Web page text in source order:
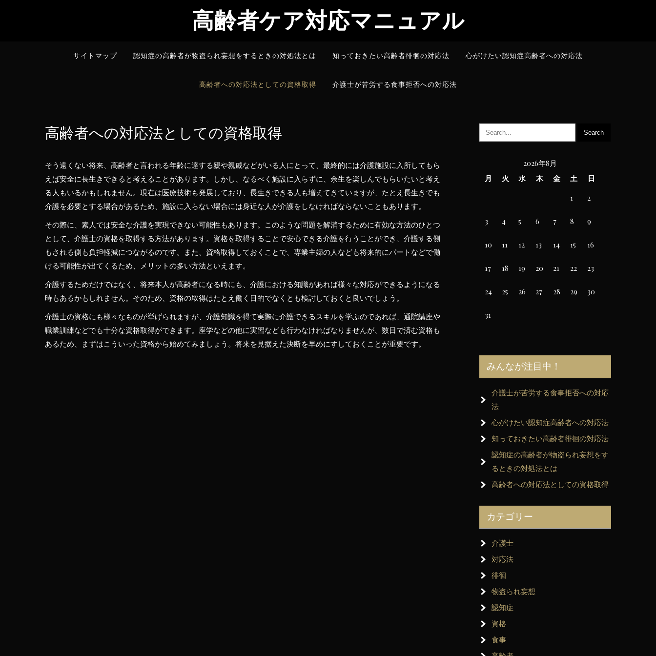
高齢者ケア対応マニュアル
サイトマップ 認知症の高齢者が物盗られ妄想をするときの対処法とは 知っておきたい高齢者徘徊の対応法 心がけたい認知症高齢者への対応法
高齢者への対応法としての資格取得 介護士が苦労する食事拒否への対応法
高齢者への対応法としての資格取得
そう遠くない将来、高齢者と言われる年齢に達する親や親戚などがいる人にとって、最終的には介護施設に入所してもら
えば安全に長生きできると考えることがあります。しかし、なるべく施設に入らずに、余生を楽しんでもらいたいと考え
る人もいるかもしれません。現在は医療技術も発展しており、長生きできる人も増えてきていますが、たとえ長生きでも
介護を必要とする場合があるため、施設に入らない場合には身近な人が介護をしなければならないこともあります。
その際に、素人では安全な介護を実現できない可能性もあります。このような問題を解消するために有効な方法のひとつ
として、介護士の資格を取得する方法があります。資格を取得することで安心できる介護を行うことができ、介護する側
もされる側も負担軽減につながるのです。また、資格取得しておくことで、専業主婦の人なども将来的にパートなどで働
ける可能性が出てくるため、メリットの多い方法といえます。
介護するためだけではなく、将来本人が高齢者になる時にも、介護における知識があれば様々な対応ができるようになる
時もあるかもしれません。そのため、資格の取得はたとえ働く目的でなくとも検討しておくと良いでしょう。
介護士の資格にも様々なものが挙げられますが、介護知識を得て実際に介護できるスキルを学ぶのであれば、通院講座や
職業訓練などでも十分な資格取得ができます。座学などの他に実習なども行わなければなりませんが、数日で済む資格も
あるため、まずはこういった資格から始めてみましょう。将来を見据えた決断を早めにすしておくことが重要です。
2026年8月
月
火 水 木 金 土
日
1
2
3 4 5 6 7 8 9
10 11 12 13 14 15 16
17 18 19 20 21 22 23
24 25 26 27 28 29 30
31
みんなが注目中！
介護士が苦労する食事拒否への対応
法
心がけたい認知症高齢者への対応法
知っておきたい高齢者徘徊の対応法
認知症の高齢者が物盗られ妄想をす
るときの対処法とは
高齢者への対応法としての資格取得
カテゴリー
介護士
対応法
徘徊
物盗られ妄想
認知症
資格
食事